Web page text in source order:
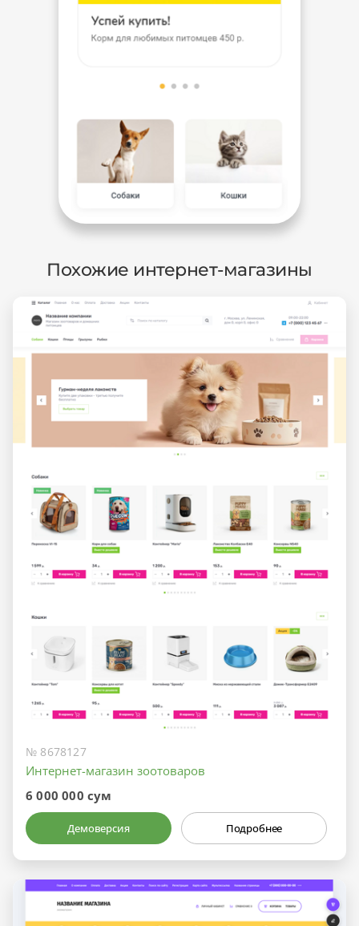
Похожие интернет-магазины
№ 8678127
Интернет-магазин зоотоваров
6 000 000 сум
Демоверсия Подробнее